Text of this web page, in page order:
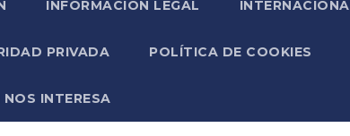
INFORMACIÓN LEGAL
PRIVADA POLÍTICA DE COOKIES
INTERESA